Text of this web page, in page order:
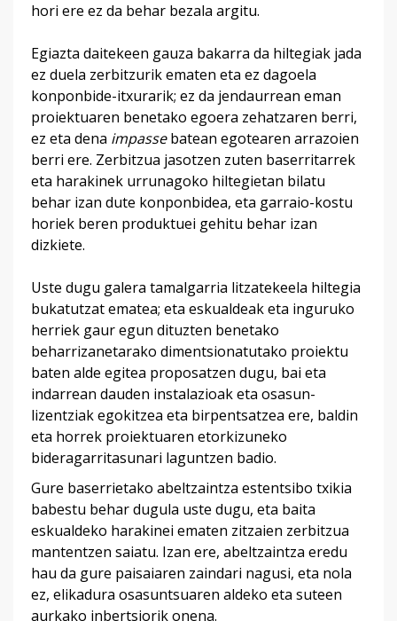
hori ere ez da behar bezala argitu.
Egiazta daitekeen gauza bakarra da hiltegiak jada
ez duela zerbitzurik ematen eta ez dagoela
konponbide-itxurarik; ez da jendaurrean eman
proiektuaren benetako egoera zehatzaren berri,
ez eta dena impassebatean egotearen arrazoien
berri ere. Zerbitzua jasotzen zuten baserritarrek
eta harakinek urrunagoko hiltegietan bilatu
behar izan dute konponbidea, eta garraio-kostu
horiek beren produktuei gehitu behar izan
dizkiete.
Uste dugu galera tamalgarria litzatekeela hiltegia
bukatutzat ematea; eta eskualdeak eta inguruko
herriek gaur egun dituzten benetako
beharrizanetarako dimentsionatutako proiektu
baten alde egitea proposatzen dugu, bai eta
indarrean dauden instalazioak eta osasun-
lizentziak egokitzea eta birpentsatzea ere, baldin
eta horrek proiektuaren etorkizuneko
bideragarritasunari laguntzen badio.
Gure baserrietako abeltzaintza estentsibo txikia
babestu behar dugula uste dugu, eta baita
eskualdeko harakinei ematen zitzaien zerbitzua
mantentzen saiatu. Izan ere, abeltzaintza eredu
hau da gure paisaiaren zaindari nagusi, eta nola
ez, elikadura osasuntsuaren aldeko eta suteen
aurkako inbertsiorik onena.